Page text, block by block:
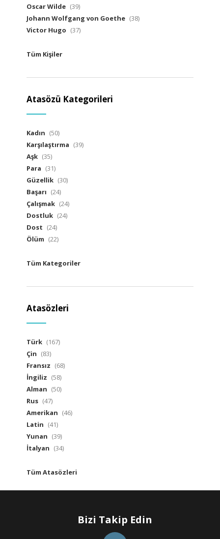
Oscar Wilde (39)
Johann Wolfgang von Goethe (38)
Victor Hugo (37)
Tüm Kişiler
Atasözü Kategorileri
Kadın (50)
Karşılaştırma (39)
Aşk (35)
Para (31)
Güzellik (30)
Başarı (24)
Çalışmak (24)
Dostluk (24)
Dost (24)
Ölüm (22)
Tüm Kategoriler
Atasözleri
Türk (167)
Çin (83)
Fransız (68)
İngiliz (58)
Alman (50)
Rus (47)
Amerikan (46)
Latin (41)
Yunan (39)
İtalyan (34)
Tüm Atasözleri
Bizi Takip Edin